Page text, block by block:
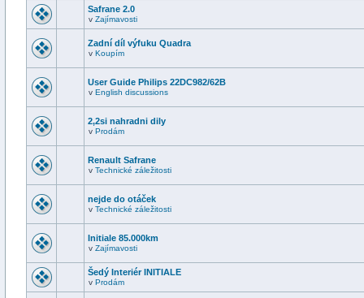
Safrane 2.0
v Zajímavosti
Zadní díl výfuku Quadra
v Koupím
User Guide Philips 22DC982/62B
v English discussions
2,2si nahradni dily
v Prodám
Renault Safrane
v Technické záležitosti
nejde do otáček
v Technické záležitosti
Initiale 85.000km
v Zajímavosti
Šedý Interiér INITIALE
v Prodám